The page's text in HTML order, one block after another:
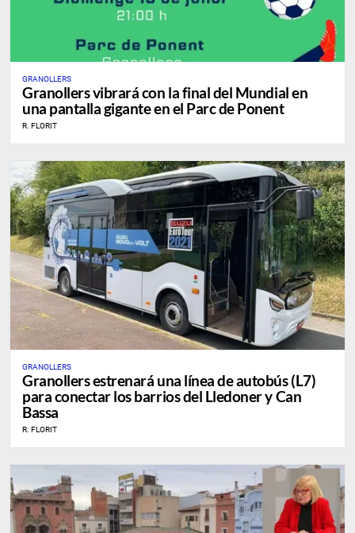
GRANOLLERS
Granollers vibrará con la final del Mundial en
una pantalla gigante en el Parc de Ponent
R. FLORIT
GRANOLLERS
Granollers estrenará una línea de autobús (L7)
para conectar los barrios del Lledoner y Can
Bassa
R. FLORIT